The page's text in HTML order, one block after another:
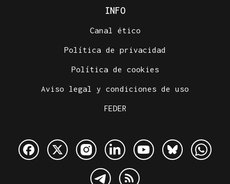
INFO
Canal ético
Política de privacidad
Política de cookies
Aviso legal y condiciones de uso
FEDER